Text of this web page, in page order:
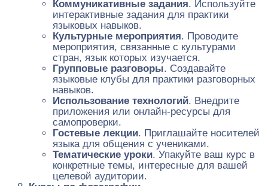
Коммуникативные задания. Используйте
интерактивные задания для практики
языковых навыков.
Культурные мероприятия. Проводите
мероприятия, связанные с культурами
стран, язык которых изучается.
Групповые разговоры. Создавайте
языковые клубы для практики разговорных
навыков.
Использование технологий. Внедрите
приложения или онлайн-ресурсы для
самопроверки.
Гостевые лекции. Приглашайте носителей
языка для общения с учениками.
Тематические уроки. Упакуйте ваш курс в
конкретные темы, интересные для вашей
целевой аудитории.